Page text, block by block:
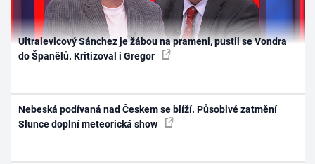
Ultralevicový Sánchez je žábou na prameni, pustil se Vondra
do Španělů. Kritizoval i Gregor
Nebeská podívaná nad Českem se blíží. Působivé zatmění
Slunce doplní meteorická show